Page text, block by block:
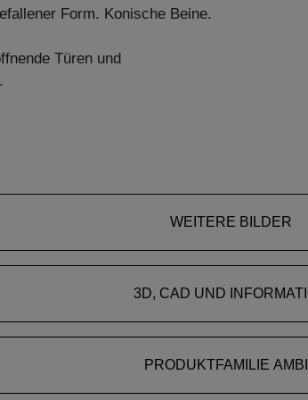
Form. Konische Beine.
Türen und
WEITERE BILDER
3D, CAD UND
PRODUKTFAMILIE